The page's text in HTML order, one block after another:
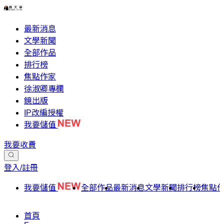
最新消息
文學新聞
全部作品
排行榜
焦點作家
徐淑卿專欄
鏡出版
IP改編授權
我要儲值
我要收費
登入/註冊
我要儲值 全部作品最新消息文學新聞排行榜焦點
首頁